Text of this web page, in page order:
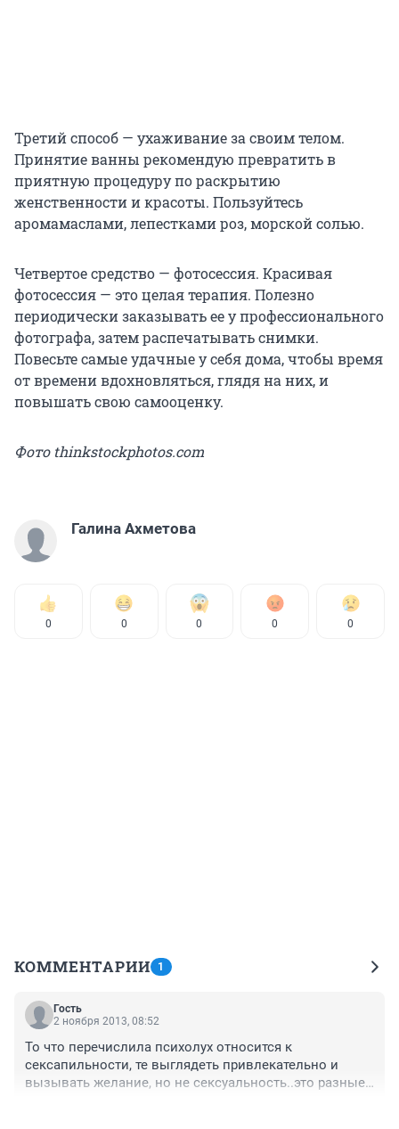
Третий способ — ухаживание за своим телом.
Принятие ванны рекомендую превратить в
приятную процедуру по раскрытию
женственности и красоты. Пользуйтесь
аромамаслами, лепестками роз, морской солью.
Четвертое средство — фотосессия. Красивая
фотосессия — это целая терапия. Полезно
периодически заказывать ее у профессионального
фотографа, затем распечатывать снимки.
Повесьте самые удачные у себя дома, чтобы время
от времени вдохновляться, глядя на них, и
повышать свою самооценку.
Фото thinkstockphotos.com
Галина Ахметова
0 0 0 0 0
КОММЕНТАРИИ 1
Гость
2 ноября 2013, 08:52
То что перечислила психолух относится к
сексапильности, те выглядеть привлекательно и
вызывать желание, но не сексуальность..это разные